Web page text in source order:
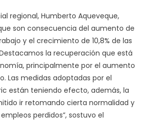
regional, Humberto Aqueveque,
son consecuencia del aumento de
y el crecimiento de 10,8% de las
la recuperación que está
principalmente por el aumento
Las medidas adoptadas por el
están teniendo efecto, además, la
ir retomando cierta normalidad y
perdidos”, sostuvo el